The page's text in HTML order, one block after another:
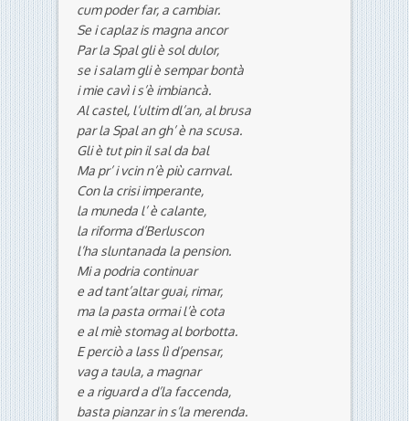
cum poder far, a cambiar.
Se i caplaz is magna ancor
Par la Spal gli è sol dulor,
se i salam gli è sempar bontà
i mie cavì i s’è imbiancà.
Al castel, l’ultim dl’an, al brusa
par la Spal an gh’ è na scusa.
Gli è tut pin il sal da bal
Ma pr’ i vcin n’è più carnval.
Con la crisi imperante,
la muneda l’ è calante,
la riforma d’Berluscon
l’ha sluntanada la pension.
Mi a podria continuar
e ad tant’altar guai, rimar,
ma la pasta ormai l’è cota
e al miè stomag al borbotta.
E perciò a lass lì d’pensar,
vag a taula, a magnar
e a riguard a d’la faccenda,
basta pianzar in s’la merenda.